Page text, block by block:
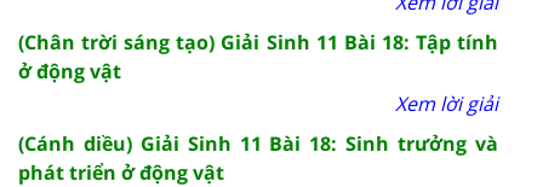
(Chân trời sáng tạo) Giải Sinh 11 Bài 18: Tập tính
ở động vật
Xem lời giải
(Cánh diều) Giải Sinh 11 Bài 18: Sinh trưởng và
phát triển ở động vật